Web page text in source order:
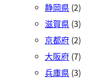
静岡県 (2)
滋賀県 (3)
京都府 (2)
大阪府 (7)
兵庫県 (3)